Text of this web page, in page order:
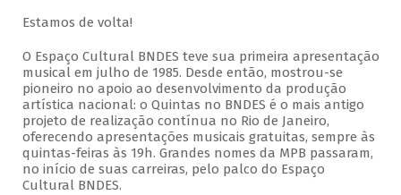
Estamos de volta!
O Espaço Cultural BNDES teve sua primeira apresentação
musical em julho de 1985. Desde então, mostrou-se
pioneiro no apoio ao desenvolvimento da produção
artística nacional: o Quintas no BNDES é o mais antigo
projeto de realização contínua no Rio de Janeiro,
oferecendo apresentações musicais gratuitas, sempre às
quintas-feiras às 19h. Grandes nomes da MPB passaram,
no início de suas carreiras, pelo palco do Espaço
Cultural BNDES.